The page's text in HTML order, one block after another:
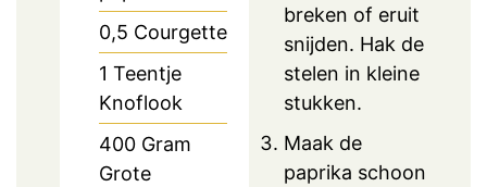
0,5 Courgette
1 Teentje
Knoflook
400 Gram
Grote
breken of eruit
snijden. Hak de
stelen in kleine
stukken.
Maak de
paprika schoon